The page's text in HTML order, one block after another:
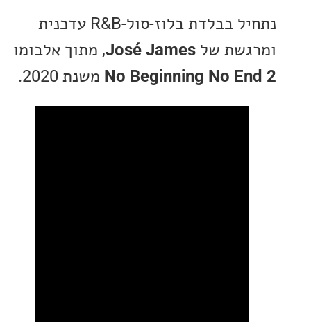
נתחיל בבלדת בלוז-סול-R&B עדכנית
שלJosé James, מתוך אלבומו
No Beginning Noמשנת 2020.